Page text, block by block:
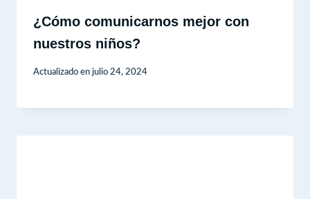
¿Cómo comunicarnos mejor con
nuestros niños?
Actualizado en julio 24, 2024